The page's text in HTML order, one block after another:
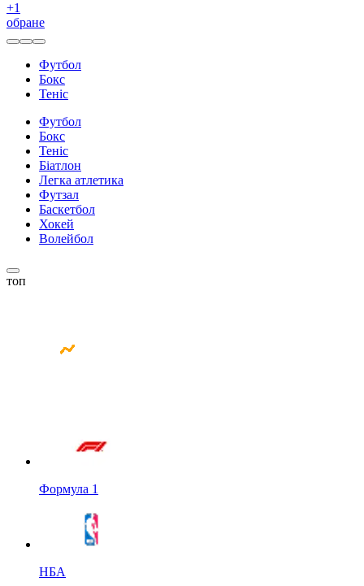
+1
обране
Футбол
Бокс
Теніс
Футбол
Бокс
Теніс
Біатлон
Легка атлетика
Футзал
Баскетбол
Хокей
Волейбол
топ
Формула 1
НБА